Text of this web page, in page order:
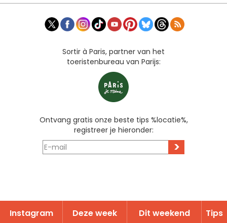
Sortir à Paris, partner van het
toeristenbureau van Parijs:
Ontvang gratis onze beste tips %locatie%,
registreer je hieronder:
>
Instagram Deze week Dit weekend Tips